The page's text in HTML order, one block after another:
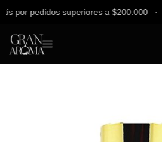
pedidos superiores a $200.000 ∙